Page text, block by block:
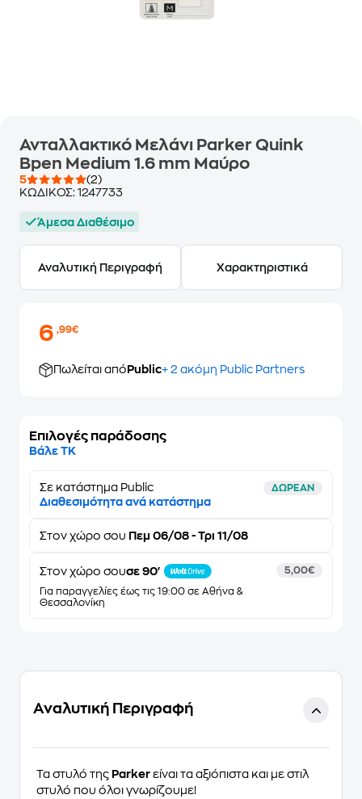
Ανταλλακτικό Μελάνι Parker Quink
Bpen Medium 1.6 mm Μαύρο
5
(2)
ΚΩΔΙΚΟΣ: 1247733
Άμεσα Διαθέσιμο
Αναλυτική Περιγραφή Χαρακτηριστικά
6,99€
Πωλείται από Public+ 2 ακόμη Public Partners
Επιλογές παράδοσης
Βάλε ΤΚ
Σε κατάστημα Public ΔΩΡΕΑΝ
Διαθεσιμότητα ανά κατάστημα
Στον χώρο σου Πεμ 06/08 - Τρι 11/08
Στον χώρο σουσε 90'
Για παραγγελίες έως τις 19:00 σε Αθήνα &
Θεσσαλονίκη
5,00€
Αναλυτική Περιγραφή
Τα στυλό της Parker είναι τα αξιόπιστα και με στιλ
στυλό που όλοι γνωρίζουμε!